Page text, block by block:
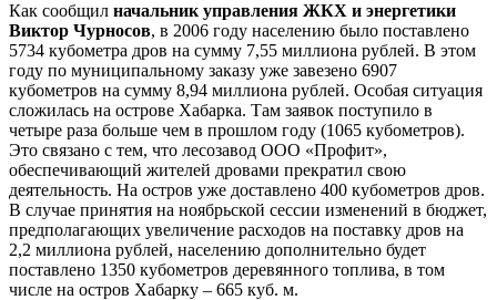
Как сообщил начальник управления ЖКХ и энергетики
Виктор Чурносов, в 2006 году населению было поставлено
5734 кубометра дров на сумму 7,55 миллиона рублей. В этом
году по муниципальному заказу уже завезено 6907
кубометров на сумму 8,94 миллиона рублей. Особая ситуация
сложилась на острове Хабарка. Там заявок поступило в
четыре раза больше чем в прошлом году (1065 кубометров).
Это связано с тем, что лесозавод ООО «Профит»,
обеспечивающий жителей дровами прекратил свою
деятельность. На остров уже доставлено 400 кубометров дров.
В случае принятия на ноябрьской сессии изменений в бюджет,
предполагающих увеличение расходов на поставку дров на
2,2 миллиона рублей, населению дополнительно будет
поставлено 1350 кубометров деревянного топлива, в том
числе на остров Хабарку – 665 куб. м.